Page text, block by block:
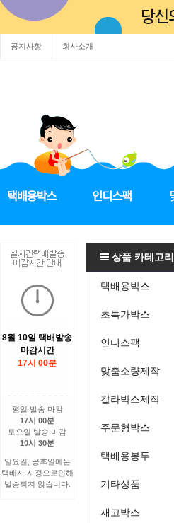
공지사항 회사소개
8월 10일 택배발송
마감시간
17시 00분
평일 발송 마감
17시 00분
토요일 발송 마감
10시 30분
일요일, 공휴일에는
택배사 사정으로인해
발송되지 않습니다.
상품 카테고리
택배용박스
초특가박스
인디스팩
맞춤소량제작
칼라박스제작
주문형박스
택배용봉투
기타상품
재고박스